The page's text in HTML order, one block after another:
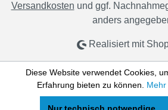
Versandkosten und ggf.
anders
Realisiert mit
Diese Website verwendet Cookies,
Erfahrung bieten zu können. Mehr